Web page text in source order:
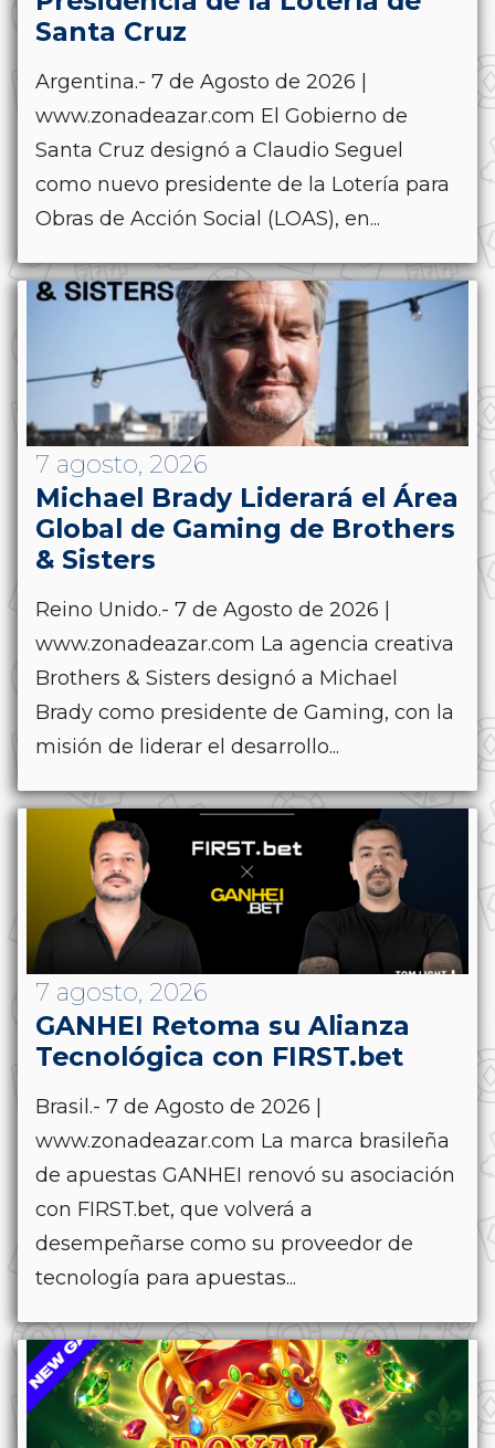
Santa Cruz
Argentina.- 7 de Agosto de 2026 |
www.zonadeazar.com El Gobierno de
Santa Cruz designó a Claudio Seguel
como nuevo presidente de la Lotería para
Obras de Acción Social (LOAS), en...
7 agosto, 2026
Michael Brady Liderará el Área
Global de Gaming de Brothers
& Sisters
Reino Unido.- 7 de Agosto de 2026 |
www.zonadeazar.com La agencia creativa
Brothers & Sisters designó a Michael
Brady como presidente de Gaming, con la
misión de liderar el desarrollo...
7 agosto, 2026
GANHEI Retoma su Alianza
Tecnológica con FIRST.bet
Brasil.- 7 de Agosto de 2026 |
www.zonadeazar.com La marca brasileña
de apuestas GANHEI renovó su asociación
con FIRST.bet, que volverá a
desempeñarse como su proveedor de
tecnología para apuestas...